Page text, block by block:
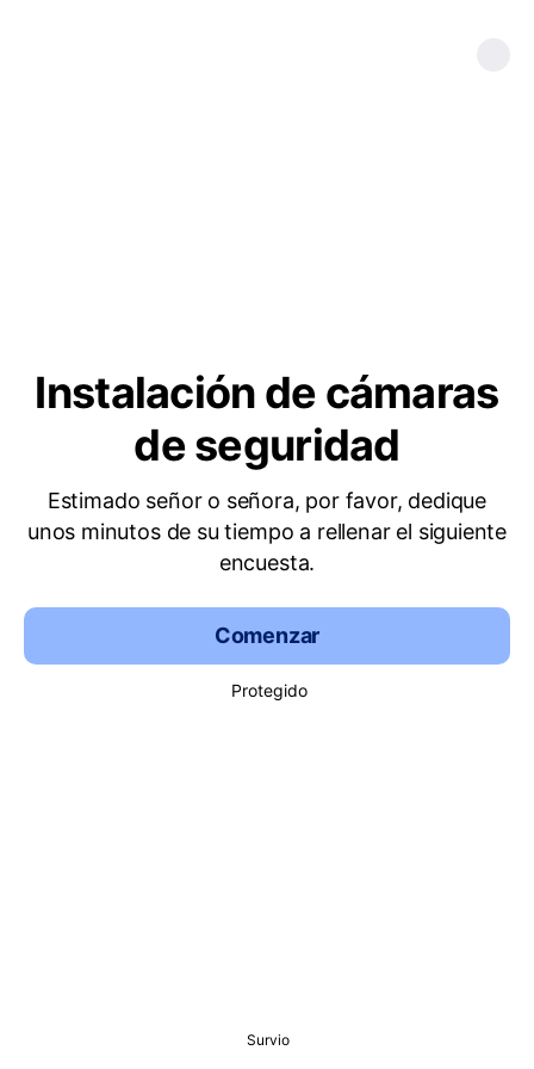
Instalación de cámaras
de seguridad
Estimado señor o señora, por favor, dedique
unos minutos de su tiempo a rellenar el siguiente
encuesta.
Comenzar
Protegido
Survio